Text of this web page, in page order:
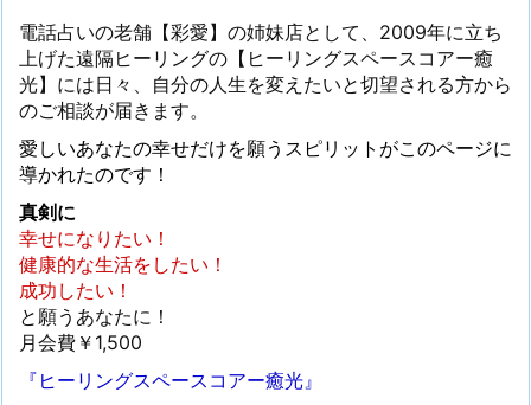
電話占いの老舗【彩愛】の姉妹店として、2009年に立ち
上げた遠隔ヒーリングの【ヒーリングスペースコアー癒
光】には日々、自分の人生を変えたいと切望される方から
のご相談が届きます。
愛しいあなたの幸せだけを願うスピリットがこのページに
導かれたのです！
真剣に
幸せになりたい！
健康的な生活をしたい！
成功したい！
と願うあなたに！
月会費￥1,500
『ヒーリングスペースコアー癒光』